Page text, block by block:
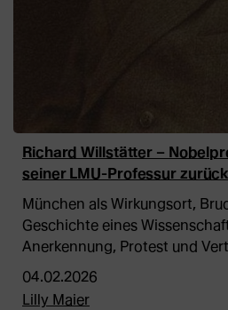
Richard Willstätter –
seiner LMU-Professur zurück
München als Wirkungsort,
Geschichte eines
Anerkennung, Protest und
04.02.2026
Lilly Maier